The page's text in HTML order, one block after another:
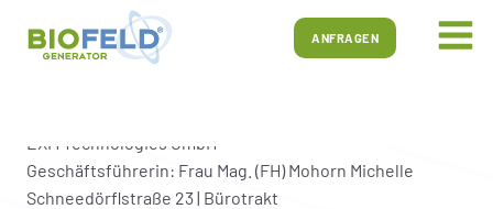
ANFRAGEN
IMPRESSUM
EXM Technologies GmbH
Geschäftsführerin: Frau Mag. (FH) Mohorn Michelle
Schneedörflstraße 23 | Bürotrakt